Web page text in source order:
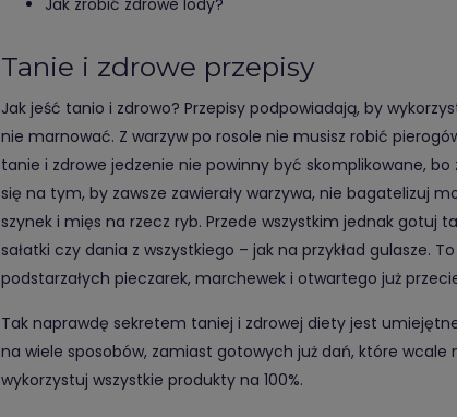
Tanie i zdrowe przepisy
Jak jeść tanio i zdrowo? Przepisy podpowiadają, by
nie marnować. Z warzyw po rosole nie musisz robić
tanie i zdrowe jedzenie nie powinny być skomplikowane,
się na tym, by zawsze zawierały warzywa, nie bagatelizuj
szynek i mięs na rzecz ryb. Przede wszystkim jednak gotuj
sałatki czy dania z wszystkiego – jak na przykład gulasze.
podstarzałych pieczarek, marchewek i otwartego już
Tak naprawdę sekretem taniej i zdrowej diety jest
na wiele sposobów, zamiast gotowych już dań, które
wykorzystuj wszystkie produkty na 100%.